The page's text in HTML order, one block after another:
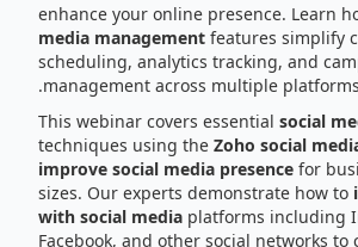
enhance your online presence. Learn
media management features simplify
scheduling, analytics tracking, and
management across multiple platforms.
This webinar covers essential social
techniques using the Zoho social
improve social media presence for
sizes. Our experts demonstrate how to
with social media platforms including
Facebook, and other social networks to